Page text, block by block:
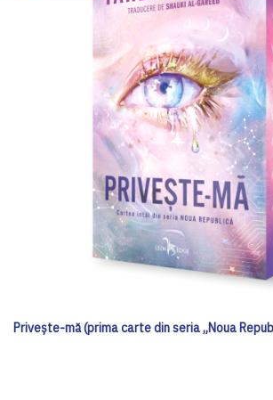
Privește-mă (prima carte din seria „Noua